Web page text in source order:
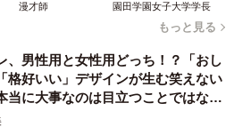
漫才師 園田学園女子大学学長
もっと見る
、男性用と女性用どっち！？「おし
格好いい」デザインが生む笑えない
に大事なのは目立つことではな